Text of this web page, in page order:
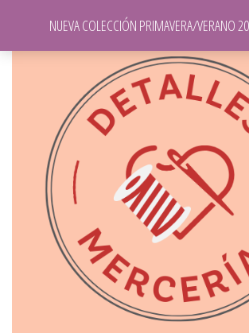
NUEVA COLECCIÓN PRIMAVERA/VERANO